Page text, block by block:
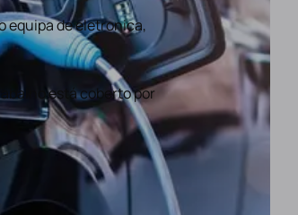
equipa de eletronica,
está coberto por